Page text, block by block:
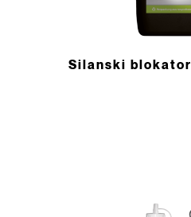
Silanski blokator